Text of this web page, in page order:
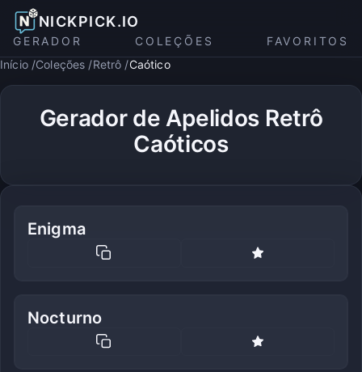
NICKPICK.IO
GERADOR COLEÇÕES
FAVORITOS
Início Coleções Retrô Caótico
Gerador de Apelidos Retrô
Caóticos
Enigma
Nocturno